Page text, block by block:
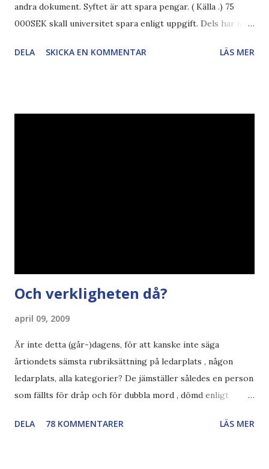
andra dokument. Syftet är att spara pengar. ( Källa .) 75
000SEK skall universitet spara enligt uppgift. Dels har iofs
"bläck". Dels så undrar jag om de 30% besparingar -
DELA SKICKA EN KOMMENTAR LÄS MER
Och verkligheten då?
april 09, 2009
Är inte detta (går-)dagens, för att kanske inte säga
årtiondets sämsta rubriksättning på ledarplats , någon
ledarplats, alla kategorier? De jämställer således en person
som fällts för dråp och för dubbla mord , dömd enligt
resterande straff i sverige. en som fängslats och torterats
DELA 78 KOMMENTARER LÄS MER